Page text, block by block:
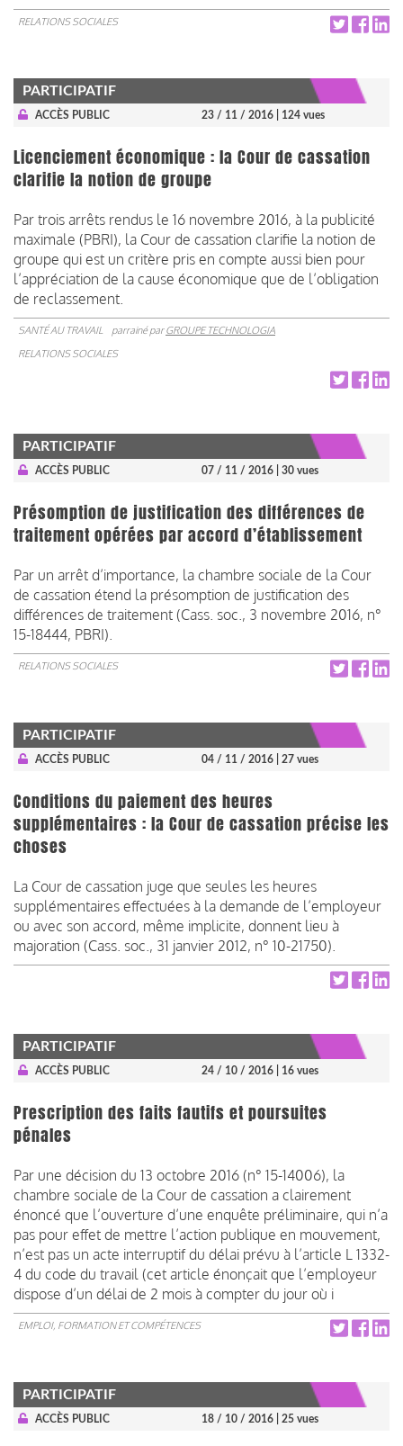
RELATIONS SOCIALES
PARTICIPATIF
ACCÈS PUBLIC 23 / 11 / 2016 | 124 vues
Licenciement économique : la Cour de cassation
clarifie la notion de groupe
Par trois arrêts rendus le 16 novembre 2016, à la publicité
maximale (PBRI), la Cour de cassation clarifie la notion de
groupe qui est un critère pris en compte aussi bien pour
l’appréciation de la cause économique que de l’obligation
de reclassement.
SANTÉ AU TRAVAIL parrainé parGROUPE TECHNOLOGIA
RELATIONS SOCIALES
PARTICIPATIF
ACCÈS PUBLIC 07 / 11 / 2016 | 30 vues
Présomption de justification des différences de
traitement opérées par accord d’établissement
Par un arrêt d’importance, la chambre sociale de la Cour
de cassation étend la présomption de justification des
différences de traitement (Cass. soc., 3 novembre 2016, n°
15-18444, PBRI).
RELATIONS SOCIALES
PARTICIPATIF
ACCÈS PUBLIC 04 / 11 / 2016 | 27 vues
Conditions du paiement des heures
supplémentaires : la Cour de cassation précise les
choses
La Cour de cassation juge que seules les heures
supplémentaires effectuées à la demande de l’employeur
ou avec son accord, même implicite, donnent lieu à
majoration (Cass. soc., 31 janvier 2012, n° 10-21750).
PARTICIPATIF
ACCÈS PUBLIC 24 / 10 / 2016 | 16 vues
Prescription des faits fautifs et poursuites
pénales
Par une décision du 13 octobre 2016 (n° 15-14006), la
chambre sociale de la Cour de cassation a clairement
énoncé que l’ouverture d’une enquête préliminaire, qui n’a
pas pour effet de mettre l’action publique en mouvement,
n’est pas un acte interruptif du délai prévu à l’article L 1332-
4 du code du travail (cet article énonçait que l’employeur
dispose d’un délai de 2 mois à compter du jour où i
EMPLOI, FORMATION ET COMPÉTENCES
PARTICIPATIF
ACCÈS PUBLIC 18 / 10 / 2016 | 25 vues